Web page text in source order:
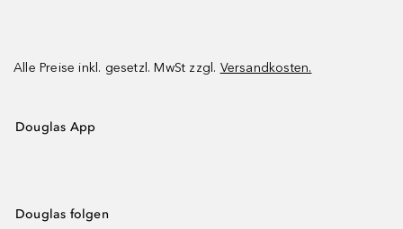
Alle Preise inkl. gesetzl. MwSt zzgl. Versandkosten.
Douglas App
Douglas folgen